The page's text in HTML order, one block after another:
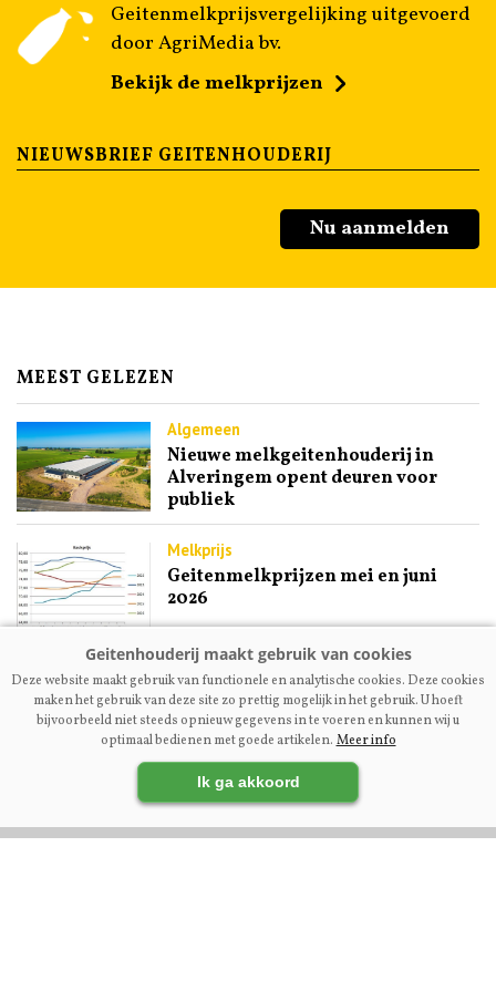
Geitenmelkprijsvergelijking uitgevoerd
door AgriMedia bv.
Bekijk de melkprijzen
NIEUWSBRIEF GEITENHOUDERIJ
Nu aanmelden
MEEST GELEZEN
Algemeen
Nieuwe melkgeitenhouderij in
Alveringem opent deuren voor
publiek
Melkprijs
Geitenmelkprijzen mei en juni
2026
Fokkerij | Premium
Ex-NOG-bestuurslid Engel
Kupers: ‘Maak fokcommissie
dienstverlenend aan fokkers’
Deze website maakt gebruik van functionele en analytische cookies. Deze cookies
maken het gebruik van deze site zo prettig mogelijk in het gebruik. U hoeft
bijvoorbeeld niet steeds opnieuw gegevens in te voeren en kunnen wij u
optimaal bedienen met goede artikelen. Meer info
Ik ga akkoord